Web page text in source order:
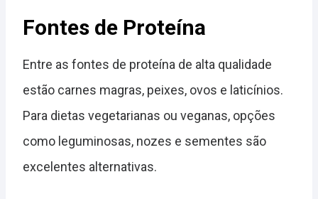
Fontes de Proteína
Entre as fontes de proteína de alta qualidade
estão carnes magras, peixes, ovos e laticínios.
Para dietas vegetarianas ou veganas, opções
como leguminosas, nozes e sementes são
excelentes alternativas.